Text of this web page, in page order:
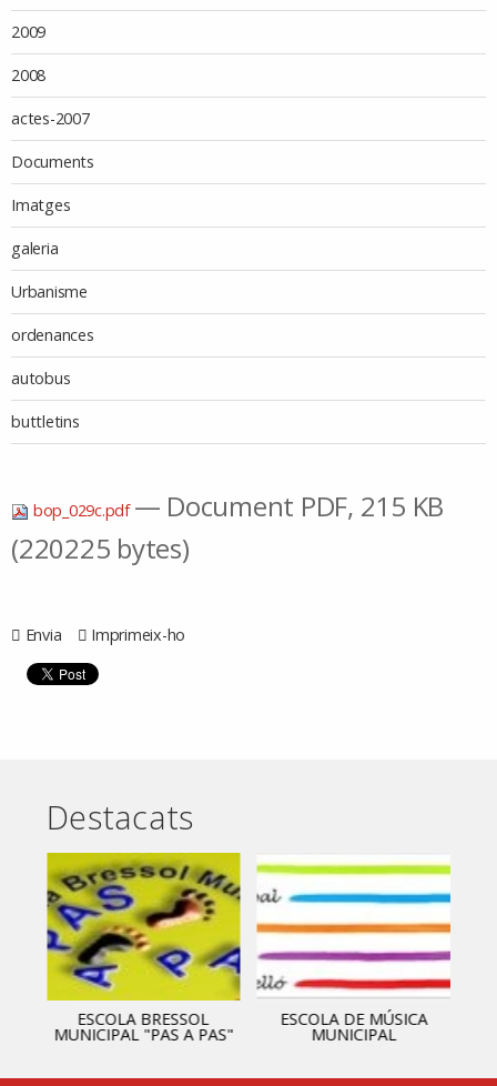
2009
2008
actes-2007
Documents
Imatges
galeria
Urbanisme
ordenances
autobus
buttletins
bop_029c.pdf — Document PDF, 215 KB
(220225 bytes)
Envia Imprimeix-ho
Destacats
ESCOLA BRESSOL
MUNICIPAL "PAS A PAS"
ESCOLA DE MÚSICA
MUNICIPAL